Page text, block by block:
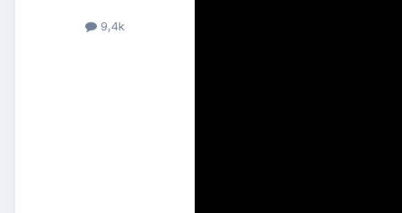
9,4k